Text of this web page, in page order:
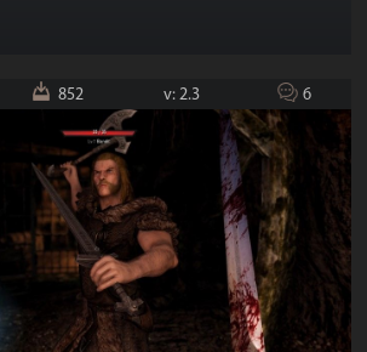
852 v: 2.3 6